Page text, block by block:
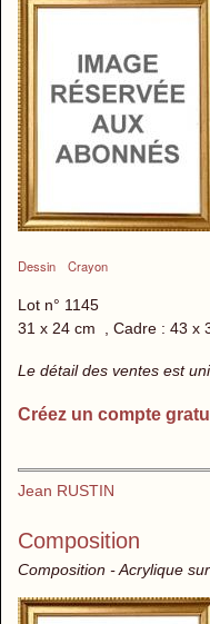
Dessin Crayon
Lot n° 1145
31 x 24 cm , Cadre : 43 x
Le détail des ventes est
Créez un compte
Jean RUSTIN
Composition
Composition - Acrylique